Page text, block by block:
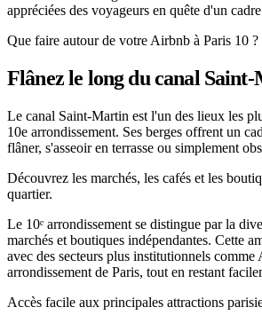
appréciées des voyageurs en quête d'un
Que faire autour de votre Airbnb à Paris 10 ?
Flânez le long du canal
Le canal Saint-Martin est l'un des lieux les
10e arrondissement. Ses berges offrent un
flâner, s'asseoir en terrasse ou simplement
Découvrez les marchés, les cafés et les
quartier.
Le 10ᵉ arrondissement se distingue par la
marchés et boutiques indépendantes. Cette
avec des secteurs plus institutionnels comme
arrondissement de Paris, tout en restant
Accès facile aux principales attractions